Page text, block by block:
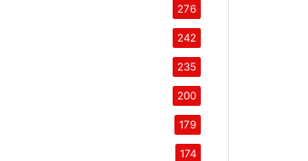
276
242
235
200
179
174